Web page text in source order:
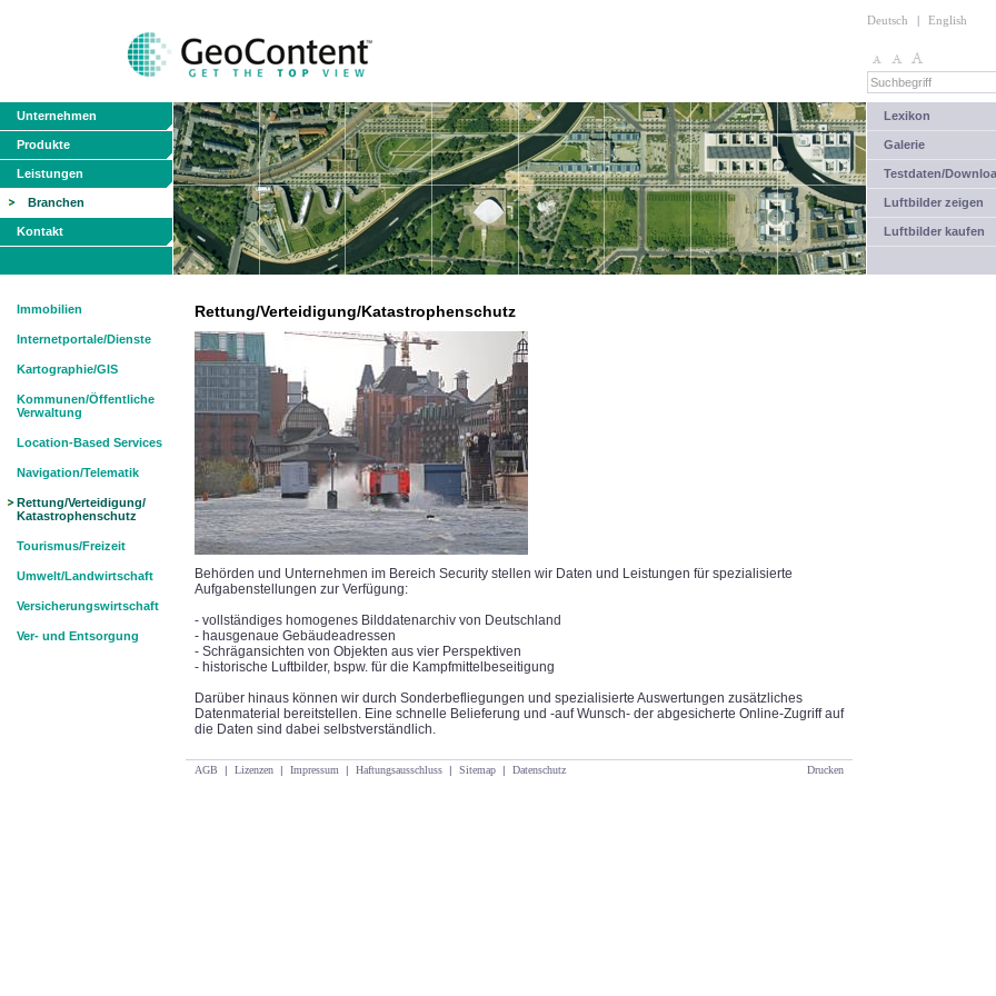
Deutsch | English
Unternehmen
Produkte
Leistungen
Branchen
Kontakt
Lexikon
Galerie
Testdaten/
Luftbilder zeigen
Luftbilder kaufen
Immobilien
Internetportale/Dienste
Kartographie/GIS
Kommunen/Öffentliche
Verwaltung
Location-Based Services
Navigation/Telematik
Rettung/Verteidigung/
Katastrophenschutz
Tourismus/Freizeit
Umwelt/Landwirtschaft
Versicherungswirtschaft
Ver- und Entsorgung
Rettung/Verteidigung/Katastrophenschutz
Behörden und Unternehmen im Bereich Security stellen wir Daten und Leistungen für spezialisierte
Aufgabenstellungen zur Verfügung:
- vollständiges homogenes Bilddatenarchiv von Deutschland
- hausgenaue Gebäudeadressen
- Schrägansichten von Objekten aus vier Perspektiven
- historische Luftbilder, bspw. für die Kampfmittelbeseitigung
Darüber hinaus können wir durch Sonderbefliegungen und spezialisierte Auswertungen zusätzliches
Datenmaterial bereitstellen. Eine schnelle Belieferung und -auf Wunsch- der abgesicherte Online-Zugriff auf
die Daten sind dabei selbstverständlich.
AGB | Lizenzen | Impressum | Haftungsausschluss | Sitemap | Datenschutz Drucken